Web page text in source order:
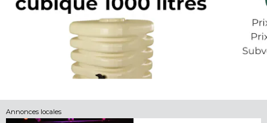
Annonces locales